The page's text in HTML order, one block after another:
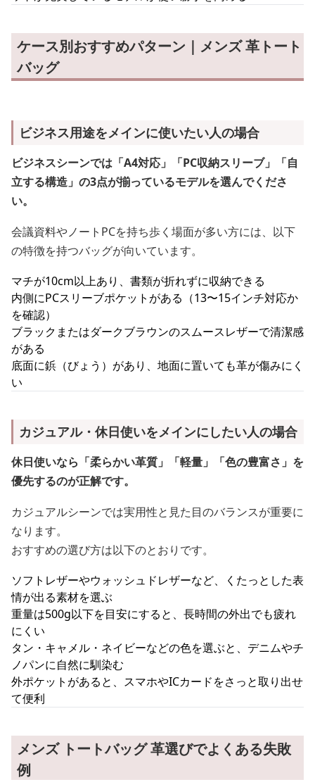
ケース別おすすめパターン｜メンズ 革トート
バッグ
ビジネス用途をメインに使いたい人の場合
ビジネスシーンでは「A4対応」「PC収納スリーブ」「自
立する構造」の3点が揃っているモデルを選んでくださ
い。
会議資料やノートPCを持ち歩く場面が多い方には、以下
の特徴を持つバッグが向いています。
マチが10cm以上あり、書類が折れずに収納できる
内側にPCスリーブポケットがある（13〜15インチ対応か
を確認）
ブラックまたはダークブラウンのスムースレザーで清潔感
がある
底面に鋲（びょう）があり、地面に置いても革が傷みにく
い
カジュアル・休日使いをメインにしたい人の場合
休日使いなら「柔らかい革質」「軽量」「色の豊富さ」を
優先するのが正解です。
カジュアルシーンでは実用性と見た目のバランスが重要に
なります。
おすすめの選び方は以下のとおりです。
ソフトレザーやウォッシュドレザーなど、くたっとした表
情が出る素材を選ぶ
重量は500g以下を目安にすると、長時間の外出でも疲れ
にくい
タン・キャメル・ネイビーなどの色を選ぶと、デニムやチ
ノパンに自然に馴染む
外ポケットがあると、スマホやICカードをさっと取り出せ
て便利
メンズ トートバッグ 革選びでよくある失敗
例